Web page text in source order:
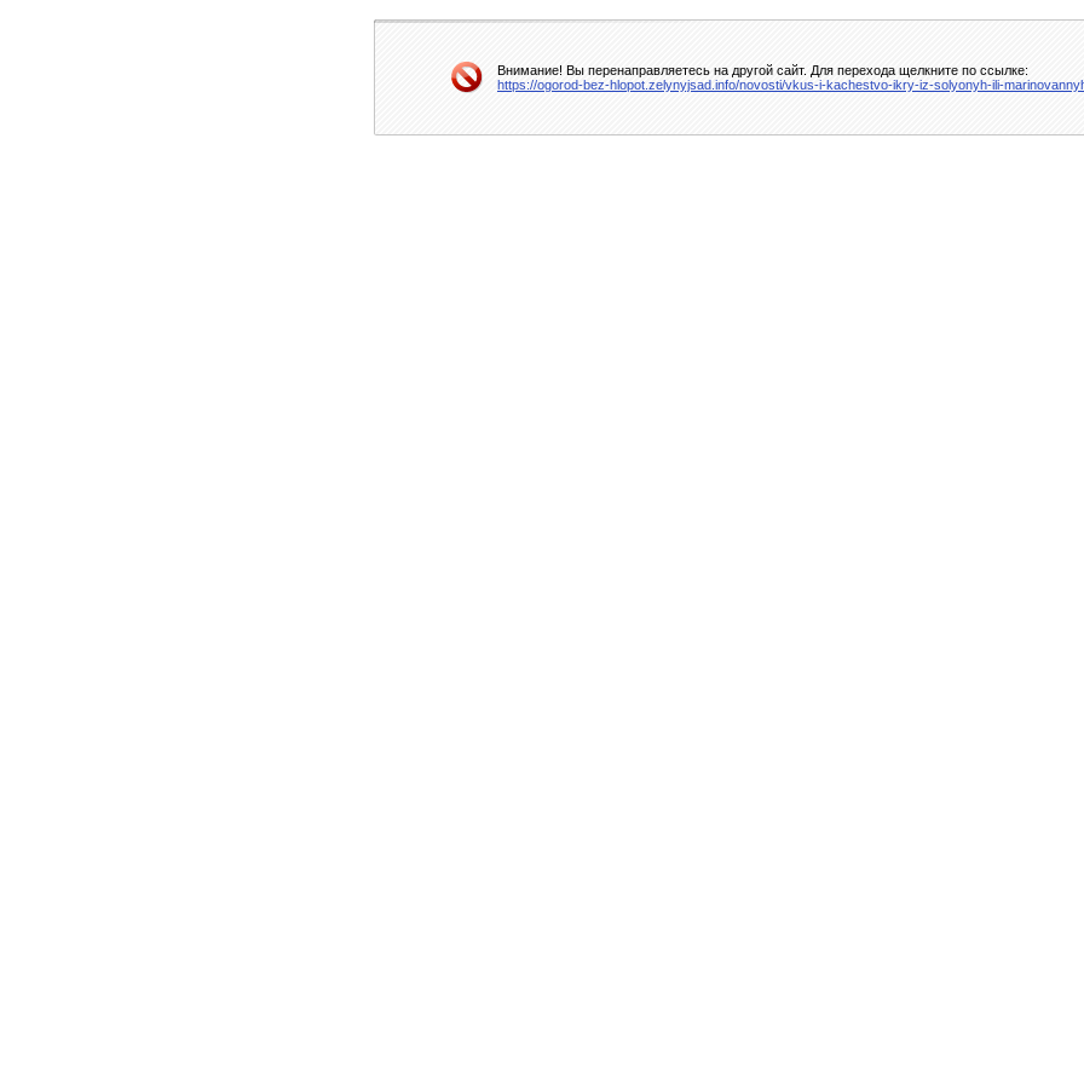
Внимание! Вы перенаправляетесь на другой сайт. Для перехода щелкните по ссылке:
https://ogorod-bez-hlopot.zelynyjsad.info/novosti/vkus-i-kachestvo-ikry-iz-solyonyh-ili-